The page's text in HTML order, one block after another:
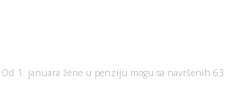
Od 1. januara žene u penziju mogu sa navršenih 63